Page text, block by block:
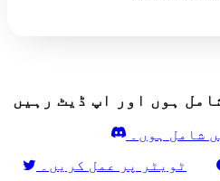
شامل ہوں۔
ٹویٹر پر عمل کریں۔